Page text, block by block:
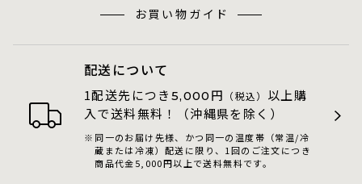
お買い物ガイド
配送について
1配送先につき 5,000 円 （税込） 以上購
入で送料無料！（沖縄県を除く）
同一のお届け先様、かつ同一の温度帯（常温/冷
蔵または冷凍）配送に限り、1回のご注文につき
商品代金5,000円以上で送料無料です。